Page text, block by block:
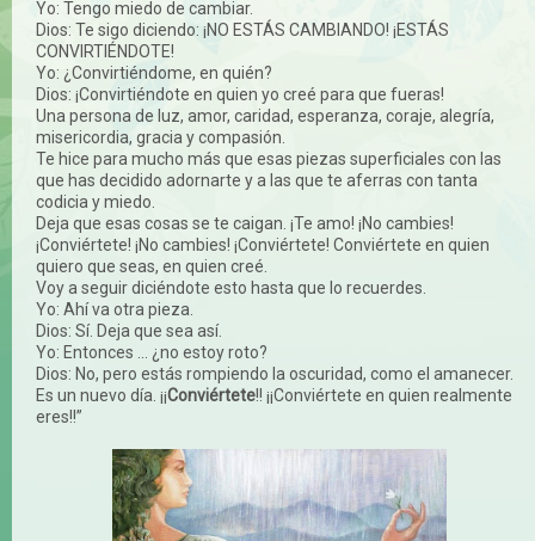
Yo: Tengo miedo de cambiar.
Dios: Te sigo diciendo: ¡NO ESTÁS CAMBIANDO! ¡ESTÁS
CONVIRTIÉNDOTE!
Yo: ¿Convirtiéndome, en quién?
Dios: ¡Convirtiéndote en quien yo creé para que fueras!
Una persona de luz, amor, caridad, esperanza, coraje, alegría,
misericordia, gracia y compasión.
Te hice para mucho más que esas piezas superficiales con las
que has decidido adornarte y a las que te aferras con tanta
codicia y miedo.
Deja que esas cosas se te caigan. ¡Te amo! ¡No cambies!
¡Conviértete! ¡No cambies! ¡Conviértete! Conviértete en quien
quiero que seas, en quien creé.
Voy a seguir diciéndote esto hasta que lo recuerdes.
Yo: Ahí va otra pieza.
Dios: Sí. Deja que sea así.
Yo: Entonces ... ¿no estoy roto?
Dios: No, pero estás rompiendo la oscuridad, como el amanecer.
Es un nuevo día. ¡¡Conviértete!! ¡¡Conviértete en quien realmente
eres!!”